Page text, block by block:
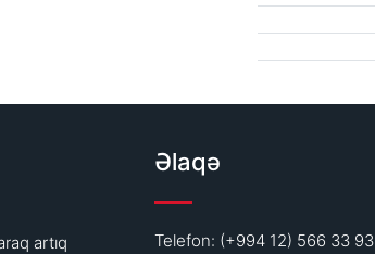
artıq
Əlaqə
Telefon: (+994 12) 566 33 93